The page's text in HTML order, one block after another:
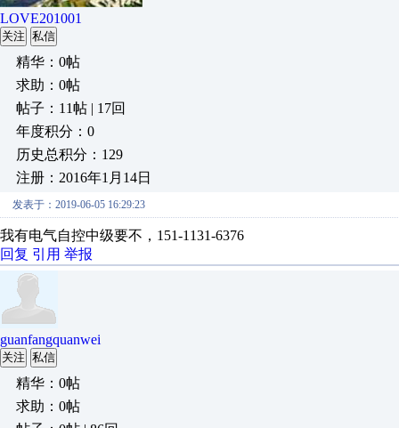
LOVE201001
关注 私信
精华：0帖
求助：0帖
帖子：11帖 | 17回
年度积分：0
历史总积分：129
注册：2016年1月14日
发表于：2019-06-05 16:29:23
我有电气自控中级要不，151-1131-6376
回复 引用 举报
guanfangquanwei
关注 私信
精华：0帖
求助：0帖